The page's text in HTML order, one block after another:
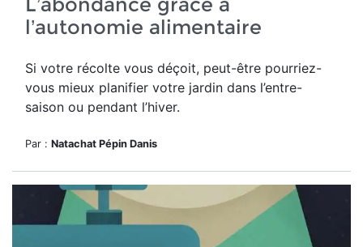
l’autonomie alimentaire
Si votre récolte vous déçoit, peut-être pourriez-
vous mieux planifier votre jardin dans l’entre-
saison ou pendant l’hiver.
Par : Natachat Pépin Danis